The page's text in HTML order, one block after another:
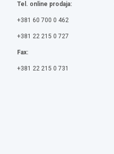
Tel. online prodaja:
+381 60 700 0 462
+381 22 215 0 727
Fax:
+381 22 215 0 731